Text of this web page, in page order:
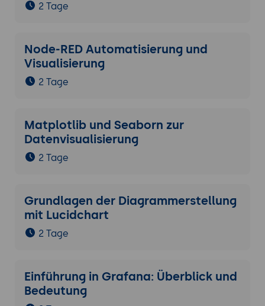
2 Tage
Node-RED Automatisierung und
Visualisierung
2 Tage
Matplotlib und Seaborn zur
Datenvisualisierung
2 Tage
Grundlagen der Diagrammerstellung
mit Lucidchart
2 Tage
Einführung in Grafana: Überblick und
Bedeutung